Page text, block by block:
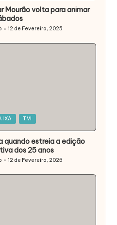
Mourão volta para animar
12 de Fevereiro, 2025
TVI
quando estreia a edição
dos 25 anos
12 de Fevereiro, 2025